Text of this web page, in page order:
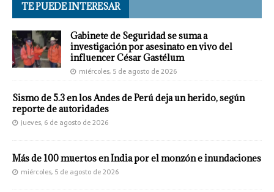
TE PUEDE INTERESAR
Gabinete de Seguridad se suma a
investigación por asesinato en vivo del
influencer César Gastélum
miércoles, 5 de agosto de 2026
Sismo de 5.3 en los Andes de Perú deja un herido, según
reporte de autoridades
jueves, 6 de agosto de 2026
Más de 100 muertos en India por el monzón e inundaciones
miércoles, 5 de agosto de 2026